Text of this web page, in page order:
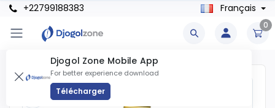
+22799188383 Français
0
Djogol Zone Mobile App
For better experience download
Télécharger